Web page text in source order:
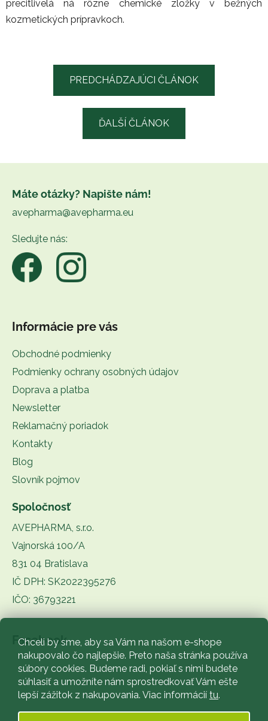
Chceli by sme, aby sa Vám na našom e-shope
nakupovalo čo najlepšie. Preto naša stránka používa
súbory cookies. Budeme radi, pokiaľ s nimi budete
súhlasiť a umožníte nám sprostredkovať Vám ešte
lepší zážitok z nakupovania. Viac informácií tu.
precitlivelá ná rôzne chemické zložky v bežných
kozmetických prípravkoch.
PREDCHÁDZAJÚCI ČLÁNOK
ĎALŠÍ ČLÁNOK
Máte otázky? Napište nám!
avepharma@avepharma.eu
Sledujte nás:
Informácie pre vás
Obchodné podmienky
Podmienky ochrany osobných údajov
Doprava a platba
Newsletter
Reklamačný poriadok
Kontakty
Blog
Slovník pojmov
Spoločnosť
AVEPHARMA, s.r.o.
Vajnorská 100/A
831 04 Bratislava
IČ DPH: SK2022395276
IČO: 36793221
Facebook